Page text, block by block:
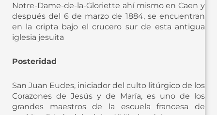
Notre-Dame-de-la-Gloriette ahí mismo en Caen y
después del 6 de marzo de 1884, se encuentran
en la cripta bajo el crucero sur de esta antigua
iglesia jesuita
Posteridad
San Juan Eudes, iniciador del culto litúrgico de los
Corazones de Jesús y de María, es uno de los
grandes maestros de la escuela francesa de